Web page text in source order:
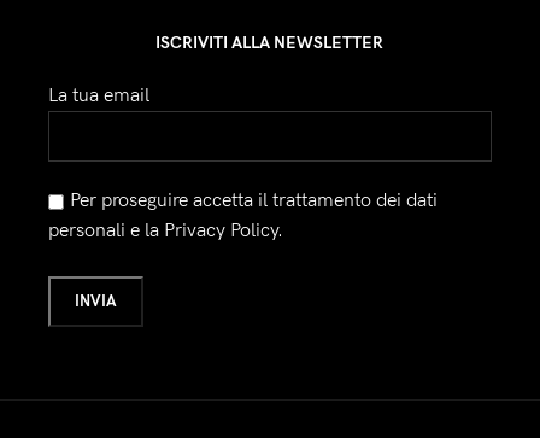
ISCRIVITI ALLA NEWSLETTER
La tua email
Per proseguire accetta il trattamento dei dati
personali e la Privacy Policy.